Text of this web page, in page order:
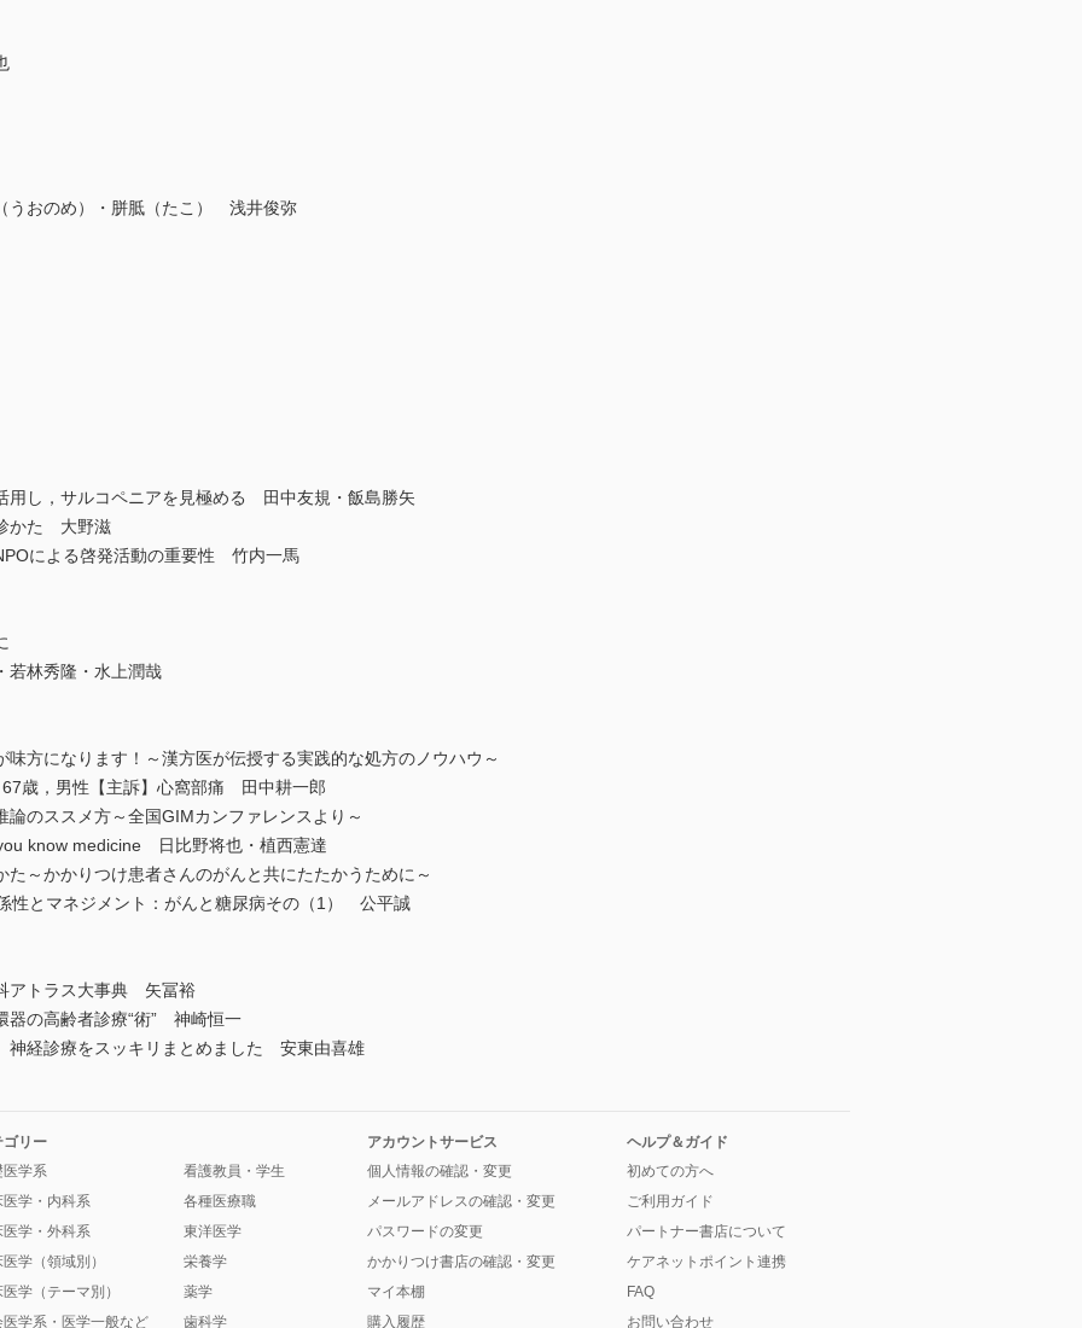
おのめ）・胼胝（たこ） 浅井俊弥
し，サルコペニアを見極める 田中友規・飯島勝矢
かた 大野滋
による啓発活動の重要性 竹内一馬
林秀隆・水上潤哉
方になります！～漢方医が伝授する実践的な処方のノウハウ～
歳，男性【主訴】心窩部痛 田中耕一郎
のススメ方～全国GIMカンファレンスより～
know medicine 日比野将也・植西憲達
～かかりつけ患者さんのがんと共にたたかうために～
とマネジメント：がんと糖尿病その（1） 公平誠
トラス大事典 矢冨裕
の高齢者診療“術” 神崎恒一
経診療をスッキリまとめました 安東由喜雄
ゴリー
医学系
医学・内科系
医学・外科系
学（領域別）
学（テーマ別）
医学系・医学一般など
看護教員・学生
各種医療職
東洋医学
栄養学
薬学
歯科学
アカウントサービス
個人情報の確認・変更
メールアドレスの確認・変更
パスワードの変更
かかりつけ書店の確認・変更
マイ本棚
購入履歴
ヘルプ＆ガイド
初めての方へ
ご利用ガイド
パートナー書店について
ケアネットポイント連携
FAQ
お問い合わせ